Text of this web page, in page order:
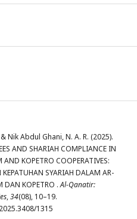
Nik Abdul Ghani, N. A. R. (2025).
AND SHARIAH COMPLIANCE IN
KOPETRO COOPERATIVES:
SYARIAH DALAM AR-
DAN KOPETRO .Al-Qanatir:
,34(08), 10–19.
1315